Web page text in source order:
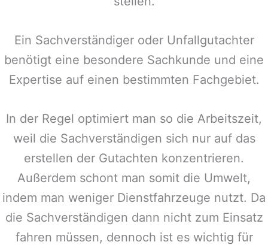
Ein Sachverständiger oder Unfallgutachter
benötigt eine besondere Sachkunde und eine
Expertise auf einen bestimmten Fachgebiet.
In der Regel optimiert man so die Arbeitszeit,
weil die Sachverständigen sich nur auf das
erstellen der Gutachten konzentrieren.
Außerdem schont man somit die Umwelt,
indem man weniger Dienstfahrzeuge nutzt. Da
die Sachverständigen dann nicht zum Einsatz
fahren müssen, dennoch ist es wichtig für